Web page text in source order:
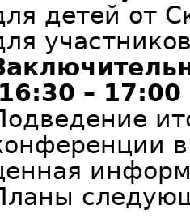
детей от
16:30 – 17:00